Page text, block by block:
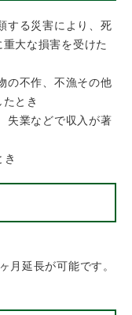
する災害により、死
大な損害を受けた
の不作、不漁その他
とき
失業などで収入が著
月延長が可能です。